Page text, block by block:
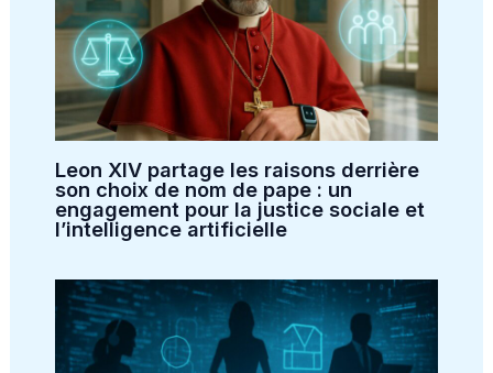
Leon XIV partage les raisons derrière
son choix de nom de pape : un
engagement pour la justice sociale et
l’intelligence artificielle